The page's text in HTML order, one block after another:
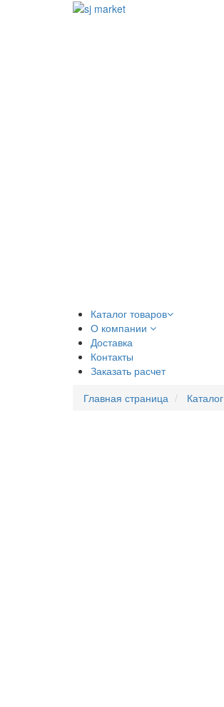
Каталог товаров
О компании
Доставка
Контакты
Заказать расчет
Главная страница
Каталог